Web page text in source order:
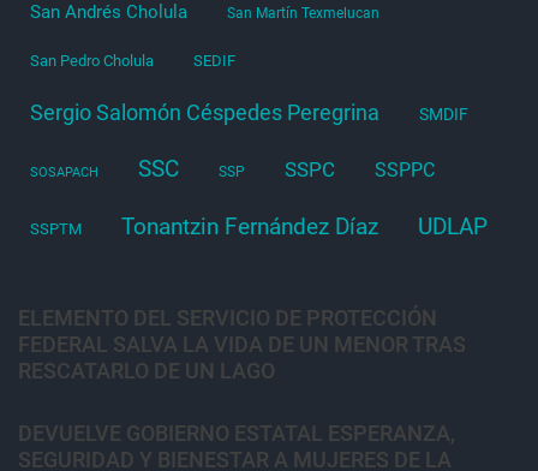
San Andrés Cholula San Martín Texmelucan
San Pedro Cholula SEDIF
Sergio Salomón Céspedes Peregrina SMDIF
SOSAPACH SSC SSP SSPC SSPPC
SSPTM Tonantzin Fernández Díaz UDLAP
ELEMENTO DEL SERVICIO DE PROTECCIÓN
FEDERAL SALVA LA VIDA DE UN MENOR TRAS
RESCATARLO DE UN LAGO
DEVUELVE GOBIERNO ESTATAL ESPERANZA,
SEGURIDAD Y BIENESTAR A MUJERES DE LA